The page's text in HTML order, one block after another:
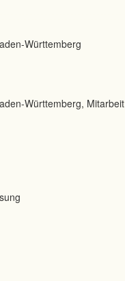
Württemberg
Württemberg, Mitarbeit